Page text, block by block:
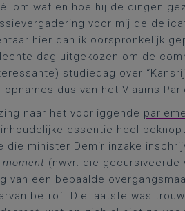
om wat en hoe hij de dingen
voor mij de
hier dan ik oorspronkelijk
dag uitgekozen om de
studiedag over
dus van het Vlaams
naar het voorliggende
essentie heel
die minister Demir inzake
moment (nwvr: die
van een bepaalde
betrof. Die laatste was